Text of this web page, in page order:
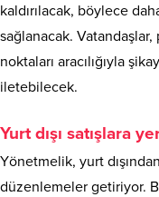
kaldırılacak, böylece
sağlanacak.
noktaları aracılığıyla
iletebilecek.
Yurt dışı satışlara
Yönetmelik, yurt
düzenlemeler getiriyor.